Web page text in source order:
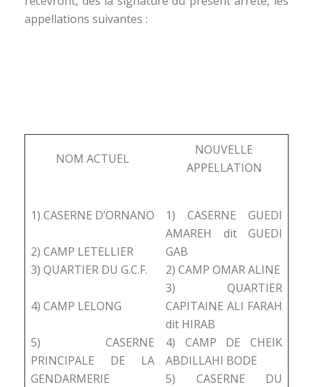
appellations suivantes :
NOM ACTUEL
NOUVELLE
APPELLATION
1) CASERNE D’ORNANO
2) CAMP LETELLIER
3) QUARTIER DU G.C.F.
4) CAMP LELONG
5) CASERNE
PRINCIPALE DE LA
GENDARMERIE
1) CASERNE GUEDI
AMAREH dit GUEDI
GAB
2) CAMP OMAR ALINE
3) QUARTIER
CAPITAINE ALI FARAH
dit HIRAB
4) CAMP DE CHEIK
ABDILLAHI BODE
5) CASERNE DU